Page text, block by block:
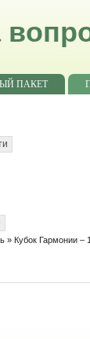
ПАКЕТ
» Кубок Гармонии –